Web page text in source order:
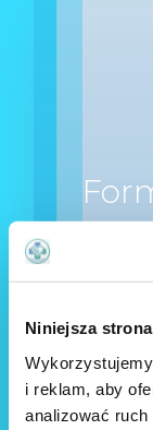
Niniejsza
i reklam, aby
analizować